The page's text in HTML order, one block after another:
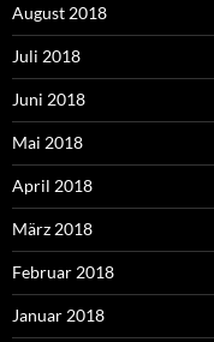
August 2018
Juli 2018
Juni 2018
Mai 2018
April 2018
März 2018
Februar 2018
Januar 2018